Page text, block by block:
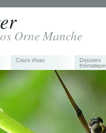
Orne Manche
Cours d'eau
Dossiers